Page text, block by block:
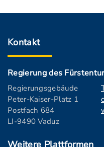
Kontakt
Regierung des
Regierungsgebäude
Peter-Kaiser-Platz 1
Postfach 684
LI-9490 Vaduz
Weitere Plattformen